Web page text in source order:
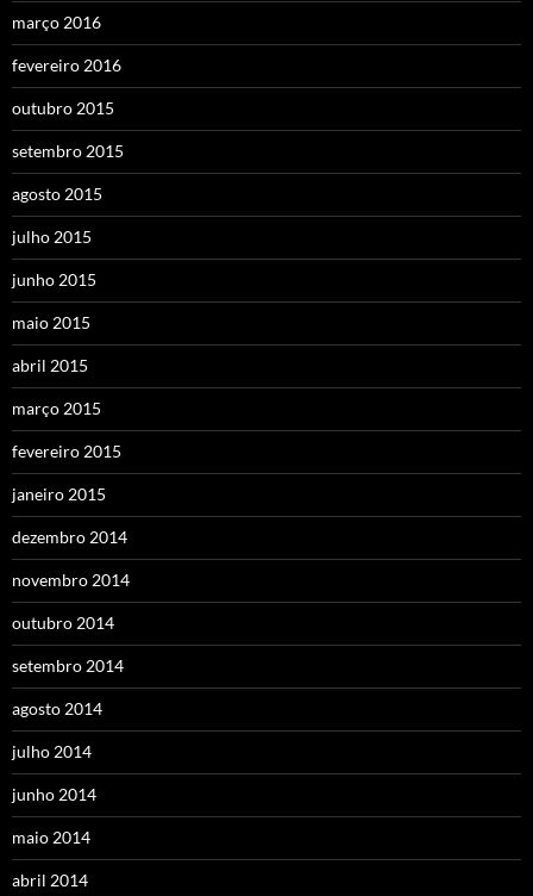
março 2016
fevereiro 2016
outubro 2015
setembro 2015
agosto 2015
julho 2015
junho 2015
maio 2015
abril 2015
março 2015
fevereiro 2015
janeiro 2015
dezembro 2014
novembro 2014
outubro 2014
setembro 2014
agosto 2014
julho 2014
junho 2014
maio 2014
abril 2014